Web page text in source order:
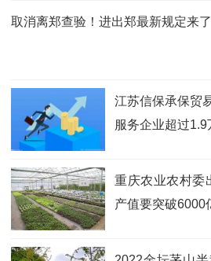
取消离郑查验！进出郑最新规定来了
江苏信保承保贸
服务企业超过1.9
重庆农业农村委
产值要突破6000